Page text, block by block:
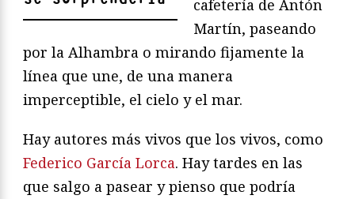
cafetería de Antón
Martín, paseando
por la Alhambra o mirando fijamente la
línea que une, de una manera
imperceptible, el cielo y el mar.
Hay autores más vivos que los vivos, como
Federico García Lorca. Hay tardes en las
que salgo a pasear y pienso que podría